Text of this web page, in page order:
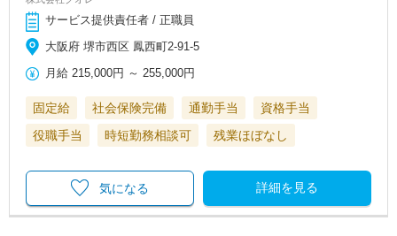
サービス提供責任者 / 正職員
大阪府 堺市西区 鳳西町2-91-5
月給 215,000円 ～255,000円
固定給 社会保険完備 通勤手当
資格手当
役職手当
時短勤務相談可 残業ほぼなし
詳細を見る
気になる